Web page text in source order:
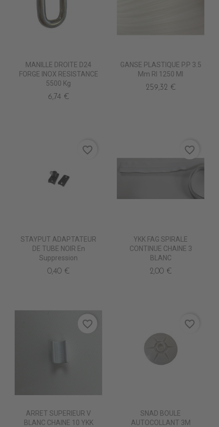
MANILLE DROITE D24
FORGE INOX RESISTANCE
5500 Kg
6,74 €
GANSE PLASTIQUE P.P 3.5
Mm Rl 1250 Ml
259,32 €
STAYPUT ADAPTATEUR
DE TUBE NOIR En
Suppression
0,40 €
favorite_border
YKK FAG SPIRALE
CONTINUE CHAINE 3
BLANC
2,00 €
favorite_border
ARRET SUPERIEUR V
BLANC CHAINE 10 YKK
favorite_border
SNAD BOULE
AUTOCOLLANT 3M
favorite_border